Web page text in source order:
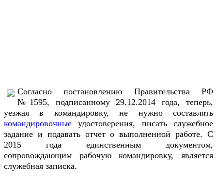
Согласно постановлению Правительства РФ
№1595, подписанному 29.12.2014 года, теперь,
уезжая в командировку, не нужно составлять
командировочные удостоверения, писать служебное
задание и подавать отчет о выполненной работе. С
2015 года единственным документом,
сопровождающим рабочую командировку, является
служебная записка.